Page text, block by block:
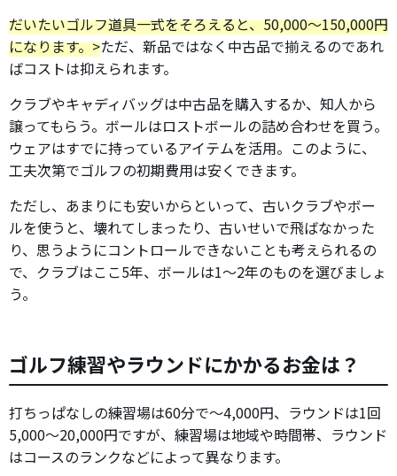
だいたいゴルフ道具一式をそろえると、50,000～150,000円
になります。>ただ、新品ではなく中古品で揃えるのであれ
ばコストは抑えられます。
クラブやキャディバッグは中古品を購入するか、知人から
譲ってもらう。ボールはロストボールの詰め合わせを買う。
ウェアはすでに持っているアイテムを活用。このように、
工夫次第でゴルフの初期費用は安くできます。
ただし、あまりにも安いからといって、古いクラブやボー
ルを使うと、壊れてしまったり、古いせいで飛ばなかった
り、思うようにコントロールできないことも考えられるの
で、クラブはここ5年、ボールは1～2年のものを選びましょ
う。
ゴルフ練習やラウンドにかかるお金は？
打ちっぱなしの練習場は60分で～4,000円、ラウンドは1回
5,000～20,000円ですが、練習場は地域や時間帯、ラウンド
はコースのランクなどによって異なります。